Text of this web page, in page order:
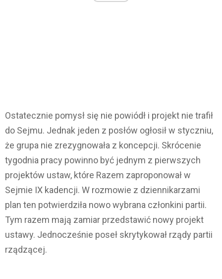
Ostatecznie pomysł się nie powiódł i projekt nie trafił
do Sejmu. Jednak jeden z posłów ogłosił w styczniu,
że grupa nie zrezygnowała z koncepcji. Skrócenie
tygodnia pracy powinno być jednym z pierwszych
projektów ustaw, które Razem zaproponował w
Sejmie IX kadencji. W rozmowie z dziennikarzami
plan ten potwierdziła nowo wybrana członkini partii.
Tym razem mają zamiar przedstawić nowy projekt
ustawy. Jednocześnie poseł skrytykował rządy partii
rządzącej.